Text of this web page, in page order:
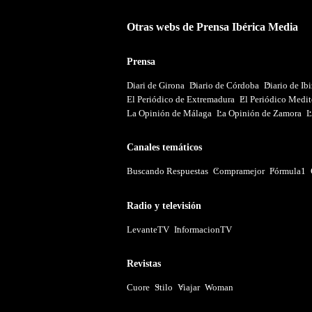
Otras webs de Prensa Ibérica Media
Prensa
Diari de Girona Diario de Córdoba Diario de
El Periódico de Extremadura El Periódico
La Opinión de Málaga La Opinión de Zamora
Canales temáticos
Buscando Respuestas Compramejor Fórmula1
Radio y televisión
LevanteTV InformacionTV
Revistas
Cuore Stilo Viajar Woman